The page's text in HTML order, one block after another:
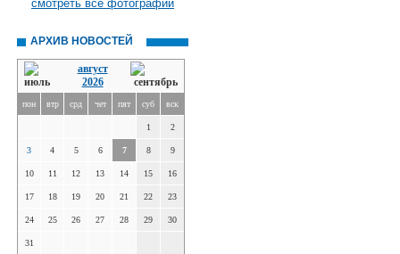
смотреть все фотографии
АРХИВ НОВОСТЕЙ
август
2026
пон втр срд чет пят суб вск
1 2
3 4 5 6 7 8 9
10 11 12 13 14 15 16
17 18 19 20 21 22 23
24 25 26 27 28 29 30
31